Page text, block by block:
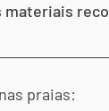
praias: